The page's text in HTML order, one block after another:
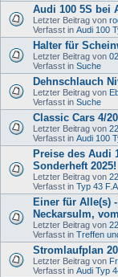
Audi 100 5S bei
Letzter Beitrag von
Verfasst in Audi 100
Halter für
Letzter Beitrag von
Verfasst in Suche
Dehnschlauch
Letzter Beitrag von
Verfasst in Suche
Classic Cars 4/
Letzter Beitrag von
Verfasst in Audi 100
Preise des Audi
Sonderheft 2025!
Letzter Beitrag von
Verfasst in Typ 43
Einer für Alle(s)
Neckarsulm,
Letzter Beitrag von
Verfasst in Treffen
Stromlaufplan
Letzter Beitrag von
Verfasst in Audi Typ